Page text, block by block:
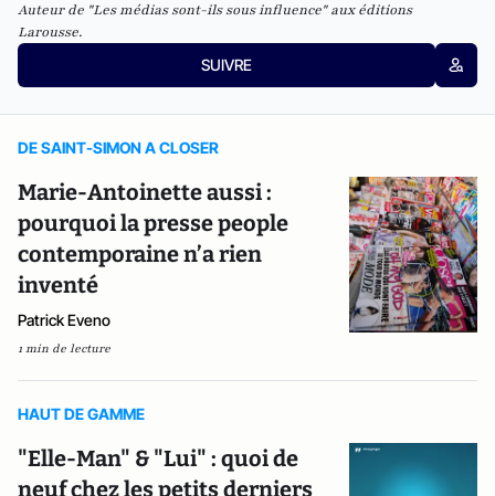
Auteur de "Les médias sont-ils sous influence" aux éditions
Larousse.
SUIVRE
DE SAINT-SIMON A CLOSER
Marie-Antoinette aussi :
pourquoi la presse people
contemporaine n’a rien
inventé
Patrick Eveno
1 min de lecture
HAUT DE GAMME
"Elle-Man" & "Lui" : quoi de
neuf chez les petits derniers